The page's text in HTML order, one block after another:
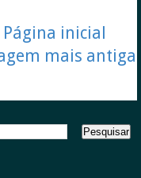
mais antiga
Página inicial